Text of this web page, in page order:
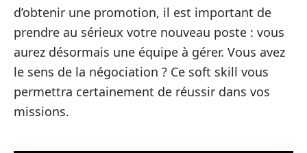
d’obtenir une promotion, il est important de
prendre au sérieux votre nouveau poste : vous
aurez désormais une équipe à gérer. Vous avez
le sens de la négociation ? Ce soft skill vous
permettra certainement de réussir dans vos
missions.